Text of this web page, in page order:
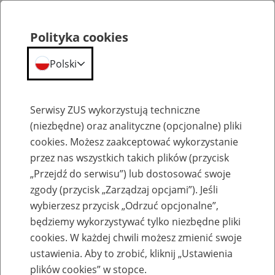
Szkolenia
Zaproś ZUS do siebie: Aktywni 50+
Polityka cookies
Polski
Serwisy ZUS wykorzystują techniczne
(niezbędne) oraz analityczne (opcjonalne) pliki
cookies. Możesz zaakceptować wykorzystanie
przez nas wszystkich takich plików (przycisk
„Przejdź do serwisu”) lub dostosować swoje
zgody (przycisk „Zarządzaj opcjami”). Jeśli
wybierzesz przycisk „Odrzuć opcjonalne”,
będziemy wykorzystywać tylko niezbędne pliki
cookies. W każdej chwili możesz zmienić swoje
ustawienia. Aby to zrobić, kliknij „Ustawienia
plików cookies” w stopce.